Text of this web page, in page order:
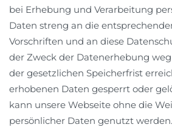
bei Erhebung und Verarbeitung
Daten streng an die
Vorschriften und an diese
der Zweck der Datenerhebung
der gesetzlichen Speicherfrist
erhobenen Daten gesperrt oder
kann unsere Webseite ohne die
persönlicher Daten genutzt